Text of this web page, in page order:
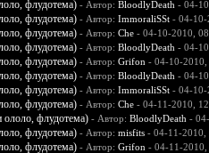
флудотема) - Автор: BloodlyDeath - 04-
флудотема) - Автор: ImmoraliSSt- 04-10-
флудотема) - Автор: Che- 04-10-2010,
флудотема) - Автор: BloodlyDeath - 04-
флудотема) - Автор: Grifon - 04-10-2010,
флудотема) - Автор: BloodlyDeath - 04-
флудотема) - Автор: ImmoraliSSt- 04-10-
флудотема) - Автор: Che- 04-11-2010,
ололо, флудотема) - Автор: BloodlyDeath -
флудотема) - Автор: misfits- 04-11-2010,
флудотема) - Автор: Grifon - 04-11-